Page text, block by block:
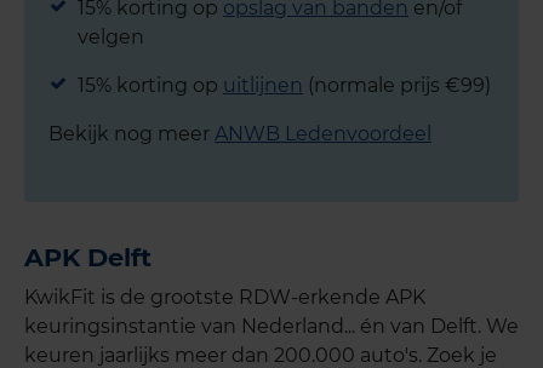
15% korting op opslag van banden en/of
velgen
15% korting op uitlijnen (normale prijs €99)
Bekijk nog meer ANWB Ledenvoordeel
APK Delft
KwikFit is de grootste RDW-erkende APK
keuringsinstantie van Nederland... én van Delft. We
keuren jaarlijks meer dan 200.000 auto's. Zoek je